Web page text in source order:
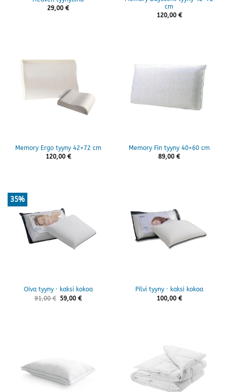
29,00 €
cm
120,00 €
Memory Ergo tyyny 42×72 cm
120,00 €
Memory Fin tyyny 40×60 cm
89,00 €
35%
Oiva tyyny · kaksi kokoa
91,00€ 59,00€
Pilvi tyyny · kaksi kokoa
100,00 €